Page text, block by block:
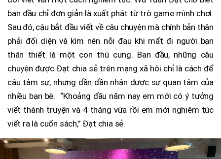
ban đầu chỉ đơn giản là xuất phát từ trò game mình chơi.
Sau đó, cậu bắt đầu viết về câu chuyện mà chính bản thân
phải đối diện và kìm nén nỗi đau khi mất đi người bạn
thân thiết là một con thú cưng. Ban đầu, những câu
chuyện được Đạt chia sẻ trên mạng xã hội chỉ là cách để
cậu tâm sự, nhưng dần dần nhận được sự quan tâm của
nhiều bạn bè. “Khoảng đầu năm nay em mới có ý tưởng
viết thành truyện và 4 tháng vừa rồi em mới nghiêm túc
viết ra là cuốn sách,” Đạt chia sẻ.